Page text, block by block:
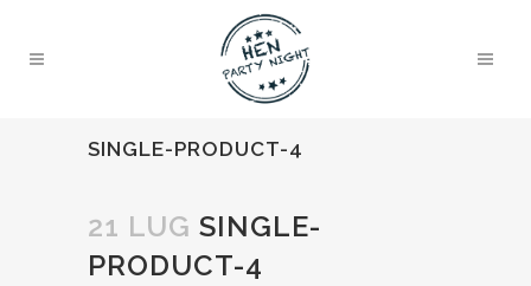
SINGLE-PRODUCT-4
21 LUG SINGLE-
PRODUCT-4